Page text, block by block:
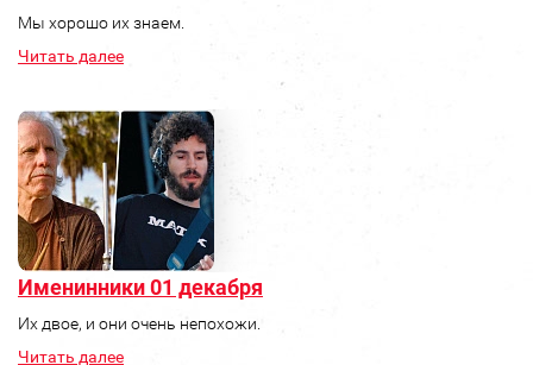
Мы хорошо их знаем.
Читать далее
Именинники 01 декабря
Их двое, и они очень непохожи.
Читать далее